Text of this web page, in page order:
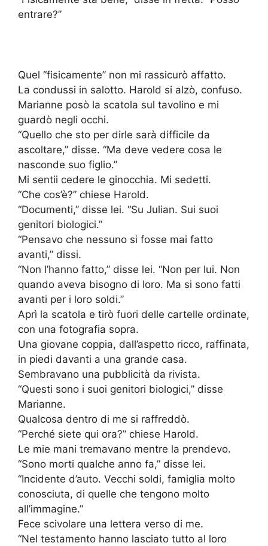
entrare?”
Quel “fisicamente” non mi rassicurò affatto.
La condussi in salotto. Harold si alzò, confuso.
Marianne posò la scatola sul tavolino e mi
guardò negli occhi.
“Quello che sto per dirle sarà difficile da
ascoltare,” disse. “Ma deve vedere cosa le
nasconde suo figlio.”
Mi sentii cedere le ginocchia. Mi sedetti.
“Che cos’è?” chiese Harold.
“Documenti,” disse lei. “Su Julian. Sui suoi
genitori biologici.”
“Pensavo che nessuno si fosse mai fatto
avanti,” dissi.
“Non l’hanno fatto,” disse lei. “Non per lui. Non
quando aveva bisogno di loro. Ma si sono fatti
avanti per i loro soldi.”
Aprì la scatola e tirò fuori delle cartelle ordinate,
con una fotografia sopra.
Una giovane coppia, dall’aspetto ricco, raffinata,
in piedi davanti a una grande casa.
Sembravano una pubblicità da rivista.
“Questi sono i suoi genitori biologici,” disse
Marianne.
Qualcosa dentro di me si raffreddò.
“Perché siete qui ora?” chiese Harold.
Le mie mani tremavano mentre la prendevo.
“Sono morti qualche anno fa,” disse lei.
“Incidente d’auto. Vecchi soldi, famiglia molto
conosciuta, di quelle che tengono molto
all’immagine.”
Fece scivolare una lettera verso di me.
“Nel testamento hanno lasciato tutto al loro